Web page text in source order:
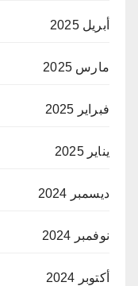
أبريل 2025
مارس 2025
فبراير 2025
يناير 2025
ديسمبر 2024
نوفمبر 2024
أكتوبر 2024